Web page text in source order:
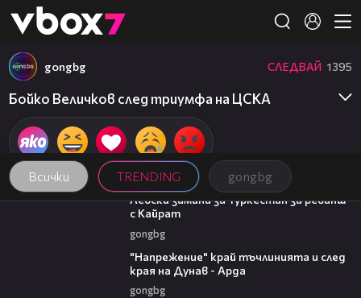
👾
Всички TRENDING gongbg
gongbg СЛЕДВАЙ 1395
Бойко Величков след триумфа на ЦСКА
00:43
Левски замина за Туркестан за реванш
с Кайрат
gongbg
"Напрежение" край тъчлинията и след
края на Дунав - Арда
gongbg